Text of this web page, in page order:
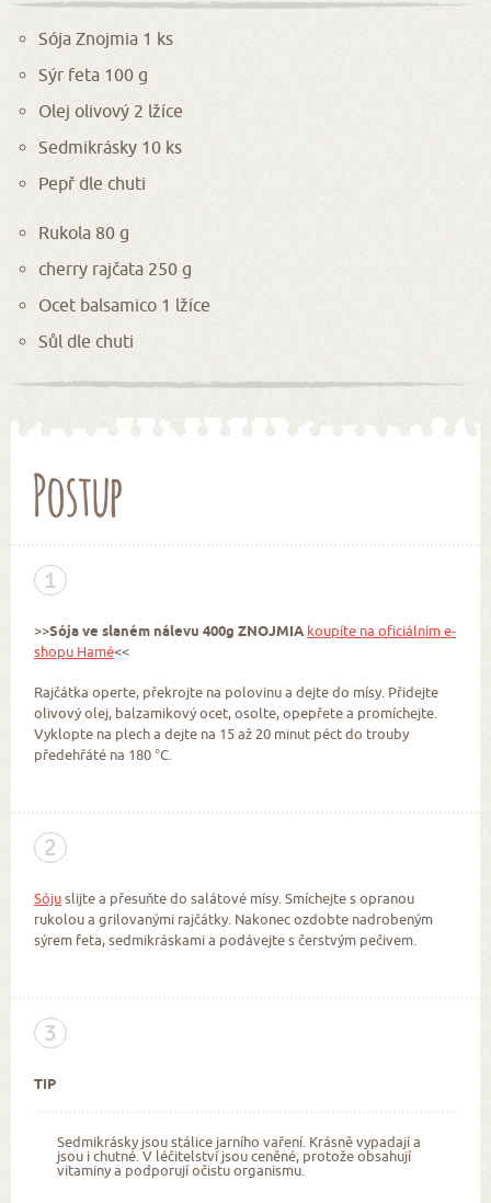
Sója Znojmia 1 ks
Sýr feta 100 g
Olej olivový 2 lžíce
Sedmikrásky 10 ks
Pepř dle chuti
Rukola 80 g
cherry rajčata 250 g
Ocet balsamico 1 lžíce
Sůl dle chuti
Postup
1
>>Sója ve slaném nálevu 400g ZNOJMIA koupíte na oficiálním e-
shopu Hamé<<
Rajčátka operte, překrojte na polovinu a dejte do mísy. Přidejte
olivový olej, balzamikový ocet, osolte, opepřete a promíchejte.
Vyklopte na plech a dejte na 15 až 20 minut péct do trouby
předehřáté na 180 °C.
2
Sójuslijte a přesuňte do salátové mísy. Smíchejte s opranou
rukolou a grilovanými rajčátky. Nakonec ozdobte nadrobeným
sýrem feta, sedmikráskami a podávejte s čerstvým pečivem.
3
TIP
Sedmikrásky jsou stálice jarního vaření. Krásně vypadají a
jsou i chutné. V léčitelství jsou ceněné, protože obsahují
vitaminy a podporují očistu organismu.